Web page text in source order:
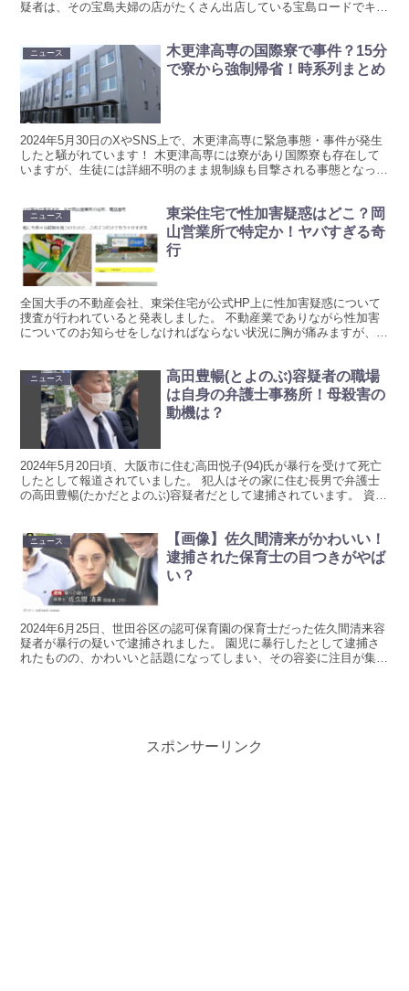
疑者は、その宝島夫婦の店がたくさん出店している宝島ロードでキャ
ニュース
木更津高専の国際寮で事件？15分
で寮から強制帰省！時系列まとめ
2024年5月30日のXやSNS上で、木更津高専に緊急事態・事件が発生
したと騒がれています！ 木更津高専には寮があり国際寮も存在して
いますが、生徒には詳細不明のまま規制線も目撃される事態となって
ニュース
東栄住宅で性加害疑惑はどこ？岡
山営業所で特定か！ヤバすぎる奇
行
全国大手の不動産会社、東栄住宅が公式HP上に性加害疑惑について
捜査が行われていると発表しました。 不動産業でありながら性加害
についてのお知らせをしなければならない状況に胸が痛みますが、
ニュース
高田豊暢(とよのぶ)容疑者の職場
は自身の弁護士事務所！母殺害の
動機は？
2024年5月20日頃、大阪市に住む高田悦子(94)氏が暴行を受けて死亡
したとして報道されていました。 犯人はその家に住む長男で弁護士
の高田豊暢(たかだとよのぶ)容疑者だとして逮捕されています。 資産
ニュース
【画像】佐久間清来がかわいい！
逮捕された保育士の目つきがやば
い？
2024年6月25日、世田谷区の認可保育園の保育士だった佐久間清来容
疑者が暴行の疑いで逮捕されました。 園児に暴行したとして逮捕さ
れたものの、かわいいと話題になってしまい、その容姿に注目が集ま
スポンサーリンク